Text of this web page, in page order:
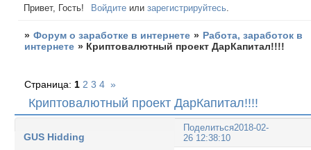
Привет, Гость! Войдите илизарегистрируйтесь
» Форум о заработке в интернете » Работа, заработок в
интернете » Криптовалютный проект ДарКапитал!!!!
Криптовалютный проект ДарКапитал!!!!
Страница: 1 2 3 4 »
Поделиться2018-02-
26 12:38:10
GUS Hidding